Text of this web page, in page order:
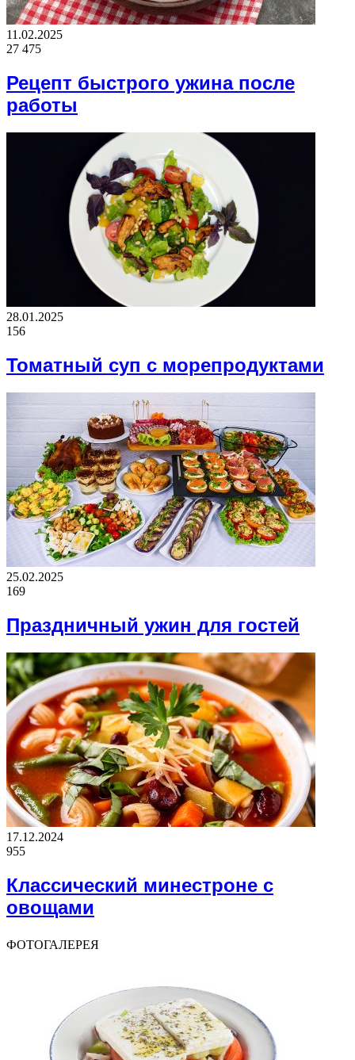
11.02.2025
27 475
Рецепт быстрого ужина после
работы
28.01.2025
156
Томатный суп с морепродуктами
25.02.2025
169
Праздничный ужин для гостей
17.12.2024
955
Классический минестроне с
овощами
ФОТОГАЛЕРЕЯ